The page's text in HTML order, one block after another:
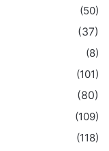
(50)
(37)
(8)
(101)
(80)
(109)
(118)